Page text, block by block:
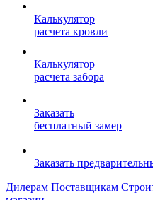
Калькулятор
расчета кровли
Калькулятор
расчета забора
Заказать
бесплатный замер
Заказать
Дилерам Поставщикам